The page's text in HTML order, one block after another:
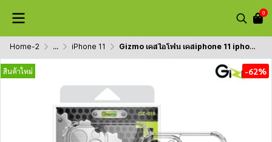
0
Home-2 ... iPhone 11 Gizmo เคสไอโฟน เคสiphone 11 iphone12 เคสยกขอบกันกระแทก เคสกันเลนส์กล้อง รุ่น Fusion camera protect
สินค้าใหม่ -62%